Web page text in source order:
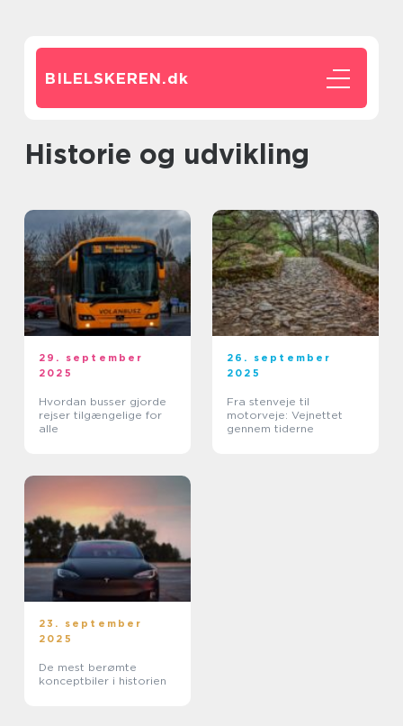
BILELSKEREN.dk
Historie og udvikling
29. september
2025
Hvordan busser gjorde
rejser tilgængelige for
alle
26. september
2025
Fra stenveje til
motorveje: Vejnettet
gennem tiderne
23. september
2025
De mest berømte
konceptbiler i historien